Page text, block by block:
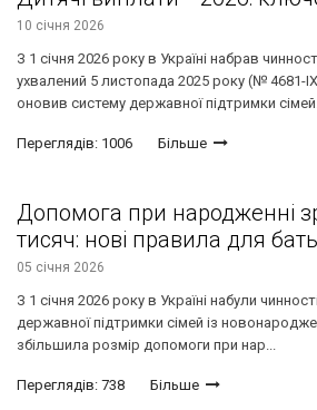
10 січня 2026
З 1 січня 2026 року в Україні набрав
ухвалений 5 листопада 2025 року (№ 4681-
оновив систему державної підтримки сімей...
Переглядів: 1006 Більше
Допомога при народженні
тисяч: нові правила для
05 січня 2026
З 1 січня 2026 року в Україні набули
державної підтримки сімей із
збільшила розмір допомоги при нар...
Переглядів: 738 Більше